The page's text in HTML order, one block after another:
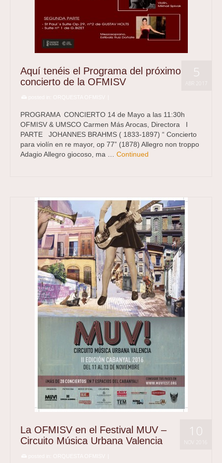
5
ABR 2017
Aquí tenéis el Programa del próximo
concierto de la OFMISV
PROGRAMA CONCIERTO 14 de Mayo a las 11:30h
OFMISV & UMSCO Carmen Más Arocas, Directora I
PARTE JOHANNES BRAHMS ( 1833-1897) “ Concierto
para violín en re mayor, op 77” (1878) Allegro non troppo
Adagio Allegro giocoso, ma … Continued
10
NOV 2016
La OFMISV en el Festival MUV –
Circuito Música Urbana Valencia